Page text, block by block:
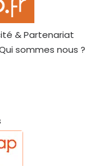
& Partenariat
sommes nous ?